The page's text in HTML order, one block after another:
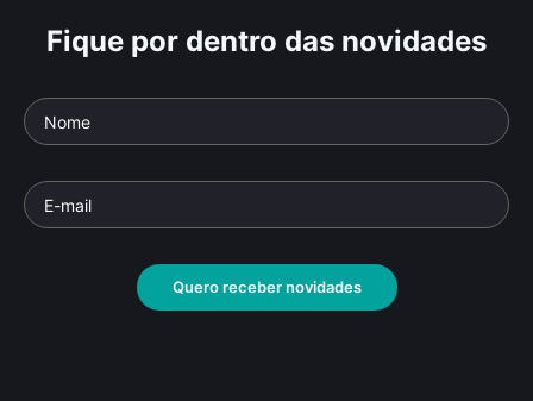
Fique por dentro das novidades
Quero receber novidades